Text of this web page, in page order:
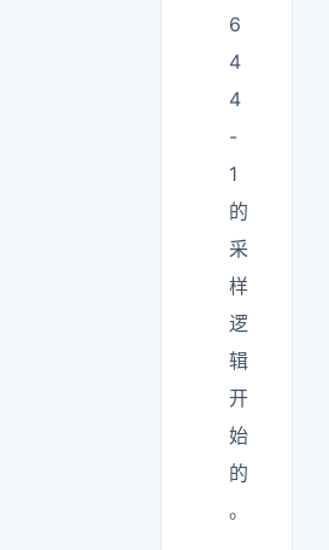
6
4
4
-
1
的
采
样
逻
辑
开
始
的
。